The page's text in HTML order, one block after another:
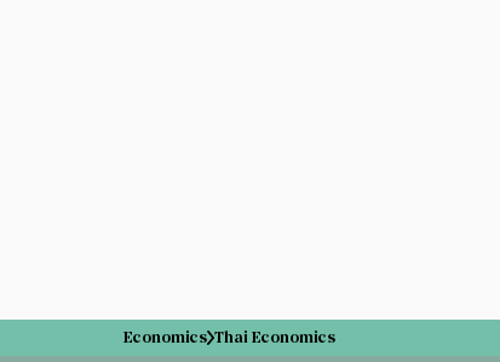
Economics Thai Economics